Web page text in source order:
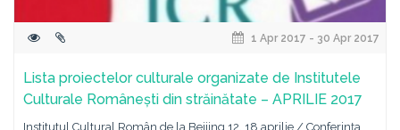
1 Apr 2017 - 30 Apr 2017
Lista proiectelor culturale organizate de Institutele
Culturale Românești din străinătate – APRILIE 2017
Institutul Cultural Român de la Beijing 12, 18 aprilie / Conferința